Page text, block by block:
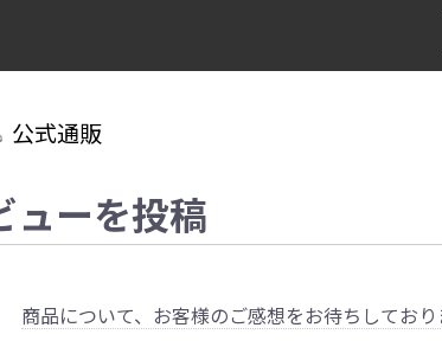
公式通販
ューを投稿
商品について、お客様のご感想をお待ちしており